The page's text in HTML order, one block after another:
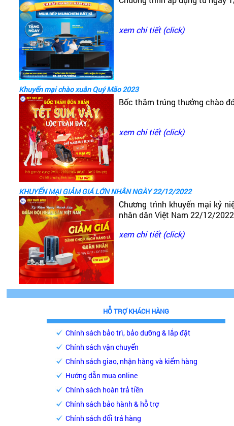
xem chi tiết (click)
Khuyến mại chào xuân Quý Mão 2023
Bốc thăm trúng thưởng chào
xem chi tiết (click)
KHUYẾN MẠI GIẢM GIÁ LỚN NHÂN NGÀY 22/12/2022
Chương trình khuyến mại kỷ
nhân dân Việt Nam 22/12/2022
xem chi tiết (click)
HỖ TRỢ KHÁCH HÀNG
Chính sách bảo trì, bảo dưỡng & lắp đặt
Chính sách vận chuyển
Chính sách giao, nhận hàng và kiểm hàng
Hướng dẫn mua online
Chính sách hoàn trả tiền
Chính sách bảo hành & hỗ trợ
Chính sách đổi trả hàng